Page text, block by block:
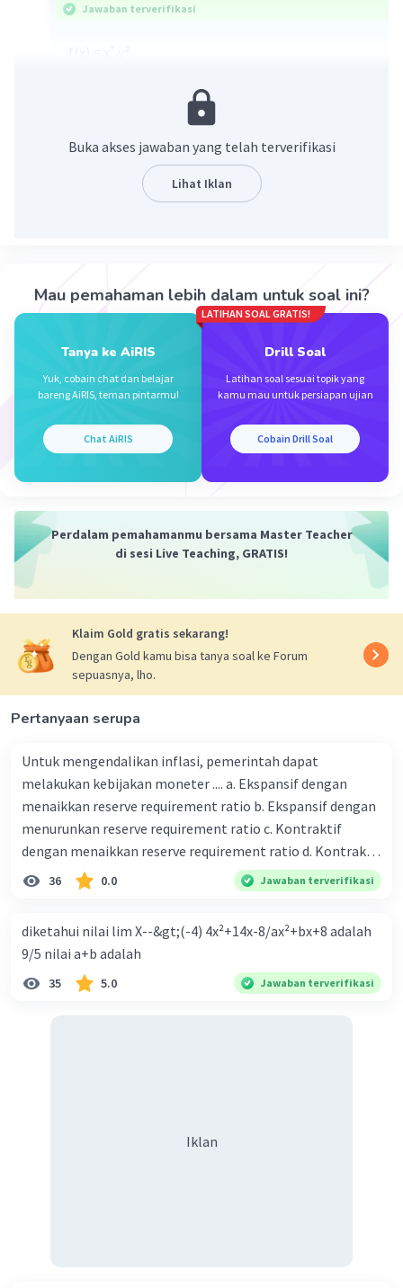
Jawaban terverifikasi
Beri Rating
Iklan
Buka akses jawaban yang telah terverifikasi
Lihat Iklan
Mau pemahaman lebih dalam untuk soal ini?
Tanya ke AiRIS
Yuk, cobain chat dan belajar
bareng AiRIS, teman pintarmu!
Chat AiRIS
LATIHAN SOAL GRATIS!
Drill Soal
Latihan soal sesuai topik yang
kamu mau untuk persiapan ujian
Cobain Drill Soal
Perdalam pemahamanmu bersama Master Teacher
di sesi Live Teaching, GRATIS!
Klaim Gold gratis sekarang!
Dengan Gold kamu bisa tanya soal ke Forum
sepuasnya, lho.
Pertanyaan serupa
Untuk mengendalikan inflasi, pemerintah dapat
melakukan kebijakan moneter .... a. Ekspansif dengan
menaikkan reserve requirement ratio b. Ekspansif dengan
menurunkan reserve requirement ratio c. Kontraktif
dengan menaikkan reserve requirement ratio d. Kontraktif
dengan menurunkan reserve requirement ratio e.
Ekspansif dengan menaikkan tingkat diskonto Bila Bank
ceteris paribus maka .... a. Menimbulkan inflasi di mana
bentuk kurva jumlah uang beredar (penawaran uang) naik
dari kiri bawah ke kanan atas b. Menimbulkan deflasi di
atas e. Tingkat bunga turun di mana bentuk kurva jumlah
36 0.0 Jawaban terverifikasi
diketahui nilai lim X--&gt;(-4) 4x²+14x-8/ax²+bx+8 adalah
9/5 nilai a+b adalah
35 5.0 Jawaban terverifikasi
Iklan